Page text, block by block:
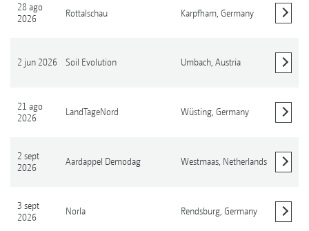
28 ago
2026
Rottalschau Karpfham, Germany
2 jun 2026 Soil Evolution Umbach, Austria
21 ago
2026
LandTageNord Wüsting, Germany
2 sept
2026
Aardappel Demodag Westmaas, Netherlands
3 sept
2026
Norla Rendsburg, Germany